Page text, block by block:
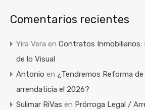
Comentarios recientes
Yira Vera en Contratos Inmobiliarios:
de lo Visual
Antonio en ¿Tendremos Reforma
arrendaticia el 2026?
Sulimar RiVas en Prórroga Legal /